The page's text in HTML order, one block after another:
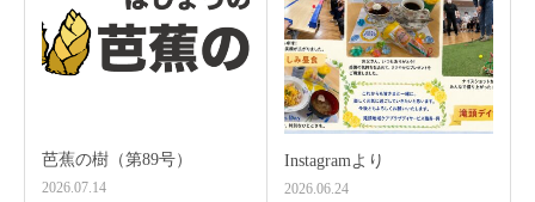
芭蕉の樹（第89号）
2026.07.14
Instagramより
2026.06.24